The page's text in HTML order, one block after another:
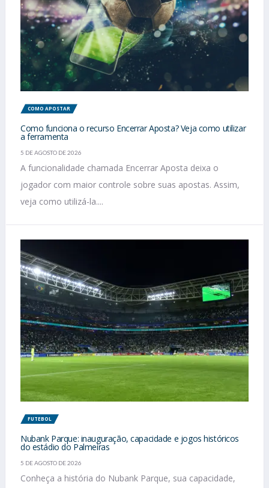
COMO APOSTAR
Como funciona o recurso Encerrar Aposta? Veja como utilizar
a ferramenta
5 DE AGOSTO DE 2026
A funcionalidade chamada Encerrar Aposta deixa o
jogador com maior controle sobre suas apostas. Assim,
veja como utilizá-la....
FUTEBOL
Nubank Parque: inauguração, capacidade e jogos históricos
do estádio do Palmeiras
5 DE AGOSTO DE 2026
Conheça a história do Nubank Parque, sua capacidade,